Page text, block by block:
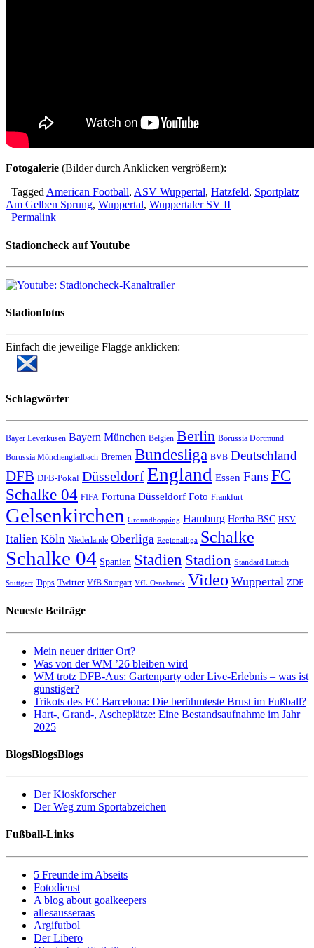
Fotogalerie (Bilder durch Anklicken vergrößern):
TaggedAmerican Football, ASV Wuppertal, Hatzfeld, Sportplatz
Am Gelben Sprung, Wuppertal, Wuppertaler SV II
Permalink
Stadioncheck auf Youtube
Stadionfotos
Einfach die jeweilige Flagge anklicken:
Schlagwörter
Bayer Leverkusen Bayern München Belgien Berlin Borussia Dortmund
Borussia Mönchengladbach Bremen Bundesliga BVB Deutschland
DFB DFB-Pokal DüsseldorfEngland Essen FansFC
Schalke 04 FIFA Fortuna Düsseldorf Foto Frankfurt
Gelsenkirchen Groundhopping Hamburg Hertha BSC HSV
Italien Köln Niederlande Oberliga Regionalliga Schalke
Schalke 04 Spanien Stadien Stadion Standard Lüttich
Stuttgart Tipps Twitter VfB Stuttgart VfL Osnabrück Video Wuppertal ZDF
Neueste Beiträge
Mein neuer dritter Ort?
Was von der WM ’26 bleiben wird
WM trotz DFB-Aus: Gartenparty oder Live-Erlebnis – was ist
günstiger?
Trikots des FC Barcelona: Die berühmteste Brust im Fußball?
Hart-, Grand-, Ascheplätze: Eine Bestandsaufnahme im Jahr
2025
BlogsBlogsBlogs
Der Kioskforscher
Der Weg zum Sportabzeichen
Fußball-Links
5 Freunde im Abseits
Fotodienst
A blog about goalkeepers
allesausseraas
Argifutbol
Der Libero